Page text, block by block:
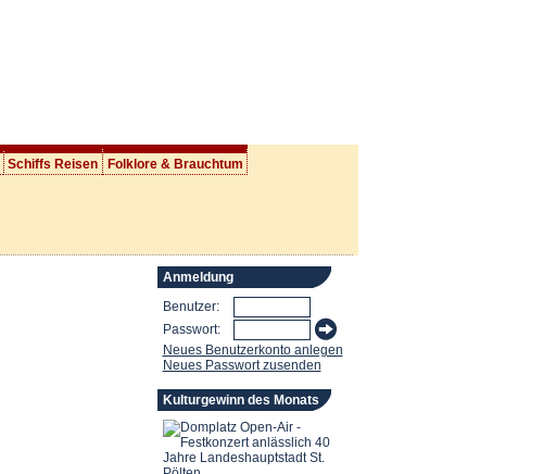
Schiffs Reisen Folklore & Brauchtum
Anmeldung
Benutzer:
Passwort:
Neues Benutzerkonto anlegen
Neues Passwort zusenden
Kulturgewinn des Monats